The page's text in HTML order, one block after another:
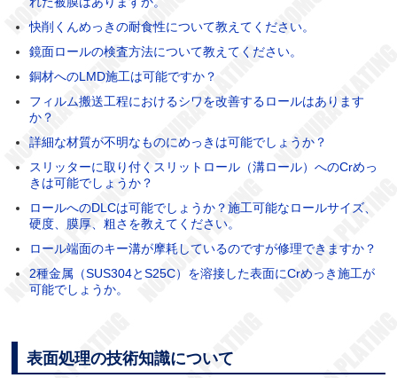
快削くんめっきの耐食性について教えてください。
鏡面ロールの検査方法について教えてください。
銅材へのLMD施工は可能ですか？
フィルム搬送工程におけるシワを改善するロールはあります
か？
詳細な材質が不明なものにめっきは可能でしょうか？
スリッターに取り付くスリットロール（溝ロール）へのCrめっ
きは可能でしょうか？
ロールへのDLCは可能でしょうか？施工可能なロールサイズ、
硬度、膜厚、粗さを教えてください。
ロール端面のキー溝が摩耗しているのですが修理できますか？
2種金属（SUS304とS25C）を溶接した表面にCrめっき施工が
可能でしょうか。
表面処理の技術知識について